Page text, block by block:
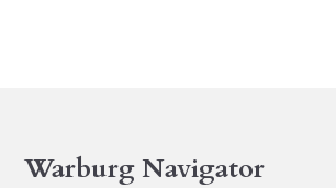
Warburg Navigator